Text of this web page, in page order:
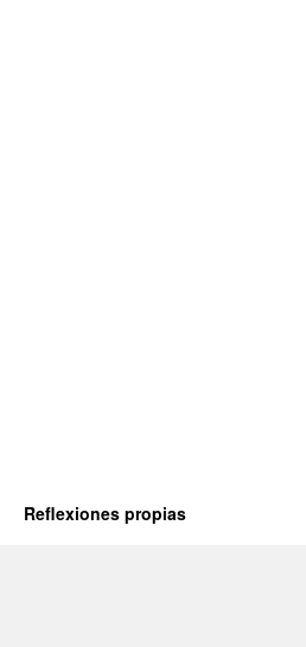
Reflexiones propias